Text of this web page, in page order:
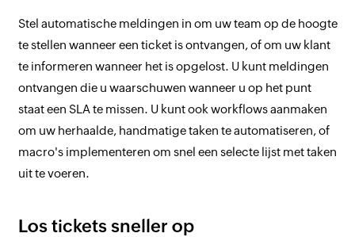
Stel automatische meldingen in om uw team op de hoogte
te stellen wanneer een ticket is ontvangen, of om uw klant
te informeren wanneer het is opgelost. U kunt meldingen
ontvangen die u waarschuwen wanneer u op het punt
staat een SLA te missen. U kunt ook workflows aanmaken
om uw herhaalde, handmatige taken te automatiseren, of
macro's implementeren om snel een selecte lijst met taken
uit te voeren.
Los tickets sneller op